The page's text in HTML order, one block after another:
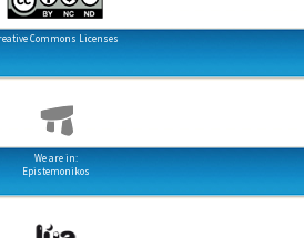
Commons Licenses
We are in:
Epistemonikos